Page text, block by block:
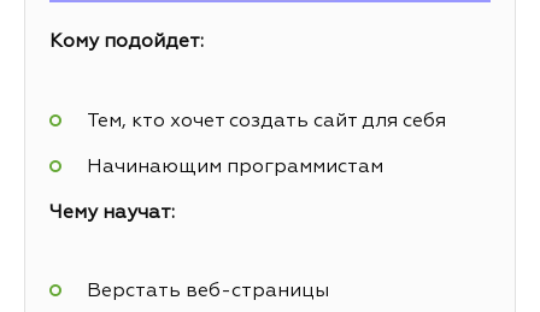
Кому подойдет:
Тем, кто хочет создать сайт для себя
Начинающим программистам
Чему научат:
Верстать веб-страницы